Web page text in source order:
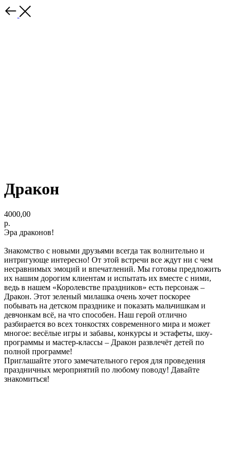
Дракон
4000,00
р.
Эра драконов!
Знакомство с новыми друзьями всегда так волнительно и
интригующе интересно! От этой встречи все ждут ни с чем
несравнимых эмоций и впечатлений. Мы готовы предложить
их нашим дорогим клиентам и испытать их вместе с ними,
ведь в нашем «Королевстве праздников» есть персонаж –
Дракон. Этот зеленый милашка очень хочет поскорее
побывать на детском празднике и показать мальчишкам и
девчонкам всё, на что способен. Наш герой отлично
разбирается во всех тонкостях современного мира и может
многое: весёлые игры и забавы, конкурсы и эстафеты, шоу-
программы и мастер-классы – Дракон развлечёт детей по
полной программе!
Приглашайте этого замечательного героя для проведения
праздничных мероприятий по любому поводу! Давайте
знакомиться!